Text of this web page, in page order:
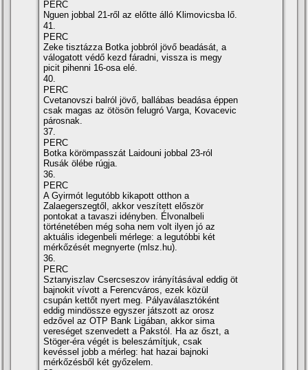
PERC
Nguen jobbal 21-ről az előtte álló Klimovicsba lő.
41.
PERC
Zeke tisztázza Botka jobbról jövő beadását, a
válogatott védő kezd fáradni, vissza is megy
picit pihenni 16-osa elé.
40.
PERC
Cvetanovszi balról jövő, ballábas beadása éppen
csak magas az ötösön felugró Varga, Kovacevic
párosnak.
37.
PERC
Botka körömpasszát Laidouni jobbal 23-ról
Rusák ölébe rúgja.
36.
PERC
A Gyirmót legutóbb kikapott otthon a
Zalaegerszegtől, akkor veszített először
pontokat a tavaszi idényben. Élvonalbeli
történetében még soha nem volt ilyen jó az
aktuális idegenbeli mérlege: a legutóbbi két
mérkőzését megnyerte (mlsz.hu).
36.
PERC
Sztanyiszlav Csercseszov irányításával eddig öt
bajnokit vívott a Ferencváros, ezek közül
csupán kettőt nyert meg. Pályaválasztóként
eddig mindössze egyszer játszott az orosz
edzővel az OTP Bank Ligában, akkor sima
vereséget szenvedett a Pakstól. Ha az őszt, a
Stöger-éra végét is beleszámítjuk, csak
kevéssel jobb a mérleg: hat hazai bajnoki
mérkőzésből két győzelem.